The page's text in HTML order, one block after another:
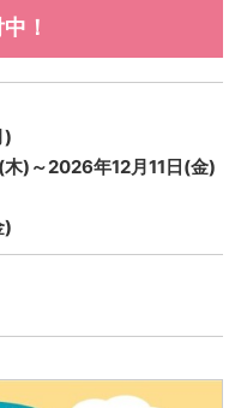
！
)
)～2026年12月11日(金)
)